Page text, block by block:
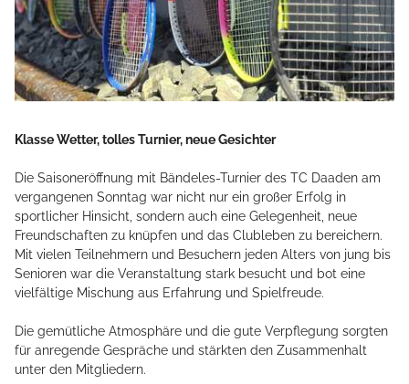
Klasse Wetter, tolles Turnier, neue Gesichter
Die Saisoneröffnung mit Bändeles-Turnier des TC Daaden am
vergangenen Sonntag war nicht nur ein großer Erfolg in
sportlicher Hinsicht, sondern auch eine Gelegenheit, neue
Freundschaften zu knüpfen und das Clubleben zu bereichern.
Mit vielen Teilnehmern und Besuchern jeden Alters von jung bis
Senioren war die Veranstaltung stark besucht und bot eine
vielfältige Mischung aus Erfahrung und Spielfreude.
Die gemütliche Atmosphäre und die gute Verpflegung sorgten
für anregende Gespräche und stärkten den Zusammenhalt
unter den Mitgliedern.